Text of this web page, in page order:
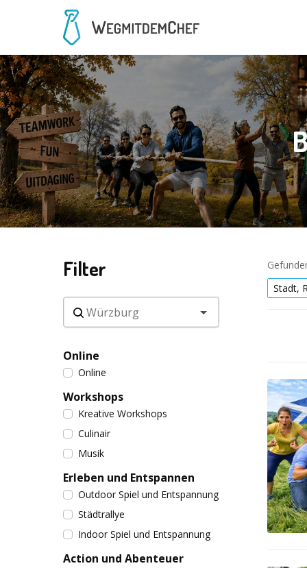
Filter
Online
Online
Workshops
Kreative Workshops
Culinair
Musik
Erleben und Entspannen
Outdoor Spiel und Entspannung
Städtrallye
Indoor Spiel und Entspannung
Action und Abenteuer
Stadt,